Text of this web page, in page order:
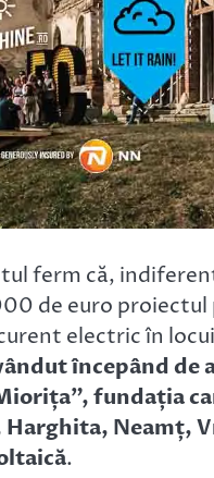
ferm că,
de euro
electric în
începând de
fundația
Neamț,
.